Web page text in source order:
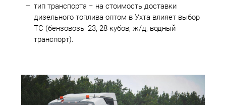
тип транспорта − на стоимость доставки
дизельного топлива оптом в Ухта влияет выбор
ТС (бензовозы 23, 28 кубов, ж/д, водный
транспорт).